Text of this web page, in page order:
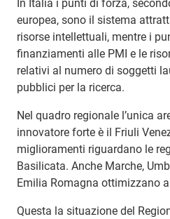
In Italia i punti di forza,
europea, sono il sistema
risorse intellettuali, mentre i
finanziamenti alle PMI e le
relativi al numero di soggetti
pubblici per la ricerca.
Nel quadro regionale l’unica
innovatore forte è il Friuli
miglioramenti riguardano le
Basilicata. Anche Marche,
Emilia Romagna ottimizzano
Questa la situazione del